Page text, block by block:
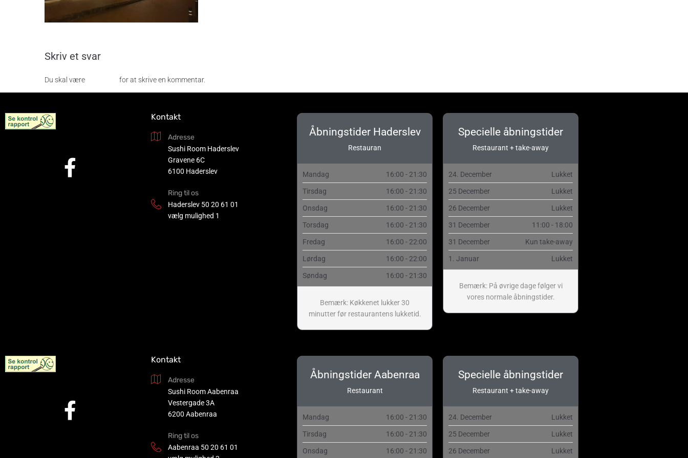
Skriv et svar
Du skal være for at skrive en kommentar.
Kontakt
Adresse
Sushi Room Haderslev
Gravene 6C
6100 Haderslev
Ring til os
Haderslev 50 20 61 01
vælg mulighed 1
Åbningstider Haderslev
Restauran
Mandag 16:00 - 21:30
Tirsdag 16:00 - 21:30
Onsdag 16:00 - 21:30
Torsdag 16:00 - 21:30
Fredag 16:00 - 22:00
Lørdag 16:00 - 22:00
Søndag 16:00 - 21:30
Bemærk: Køkkenet lukker 30
minutter før restaurantens lukketid.
Specielle åbningstider
Restaurant + take-away
24. December Lukket
25 December Lukket
26 December Lukket
31 December 11:00 - 18:00
31 December Kun take-away
1. Januar Lukket
Bemærk: På øvrige dage følger vi
vores normale åbningstider.
Kontakt
Adresse
Sushi Room Aabenraa
Vestergade 3A
6200 Aabenraa
Ring til os
Aabenraa 50 20 61 01
Åbningstider Aabenraa
Restaurant
Mandag 16:00 - 21:30
Tirsdag 16:00 - 21:30
Onsdag 16:00 - 21:30
Specielle åbningstider
Restaurant + take-away
24. December Lukket
25 December Lukket
26 December Lukket